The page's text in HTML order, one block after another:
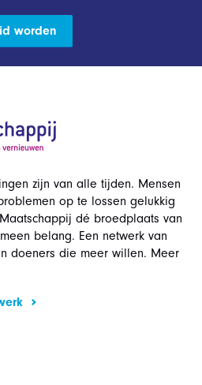
worden
zijn van alle tijden. Mensen
op te lossen gelukkig
dé broedplaats van
belang. Een netwerk van
doeners die meer willen. Meer